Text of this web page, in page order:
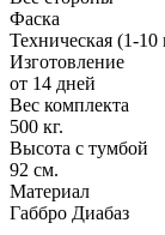
Фаска
Техническая (1-
Изготовление
от 14 дней
Вес комплекта
500 кг.
Высота с тумбой
92 см.
Материал
Габбро Диабаз